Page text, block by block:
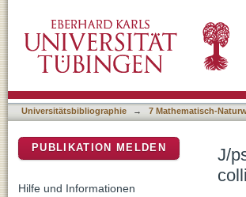
Universitätsbibliographie → 7 Mathematisch-
J/
PUBLIKATION MELDEN
Hilfe und Informationen